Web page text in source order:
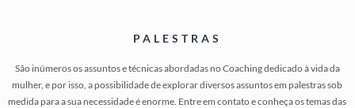
PALESTRAS
São inúmeros os assuntos e técnicas abordadas no Coaching dedicado à vida da
mulher, e por isso, a possibilidade de explorar diversos assuntos em palestras sob
medida para a sua necessidade é enorme. Entre em contato e conheça os temas das